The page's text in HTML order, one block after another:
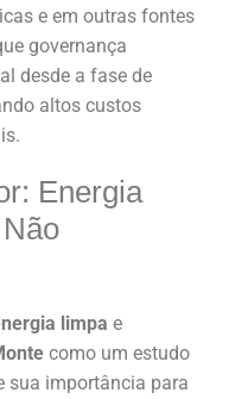
e em outras fontes
governança
desde a fase de
altos custos
Energia
limpa e
como um estudo
sua importância para